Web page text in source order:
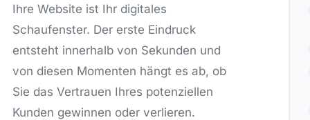
Ihre Website ist Ihr digitales
Schaufenster. Der erste Eindruck
entsteht innerhalb von Sekunden und
von diesen Momenten hängt es ab, ob
Sie das Vertrauen Ihres potenziellen
Kunden gewinnen oder verlieren.